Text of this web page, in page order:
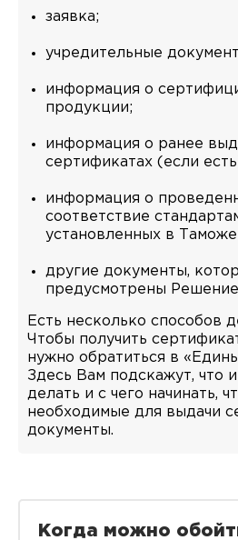
заявка;
учредительные
информация о
продукции;
информация о ранее
сертификатах (если
информация о
соответствие
установленных в
другие документы,
предусмотрены
Есть несколько способов
Чтобы получить
нужно обратиться в
Здесь Вам подскажут, что
делать и с чего начинать,
необходимые для выдачи
документы.
Когда можно